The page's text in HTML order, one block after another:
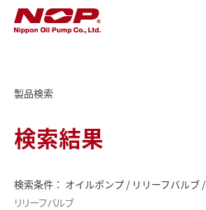
製品検索
検索結果
検索条件： オイルポンプ / リリーフバルブ /
リリーフバルブ